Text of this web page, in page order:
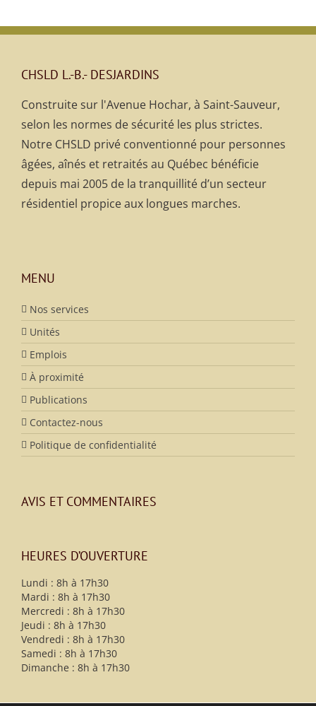
CHSLD L.-B.- DESJARDINS
Construite sur l'Avenue Hochar, à Saint-Sauveur,
selon les normes de sécurité les plus strictes.
Notre CHSLD privé conventionné pour personnes
âgées, aînés et retraités au Québec bénéficie
depuis mai 2005 de la tranquillité d’un secteur
résidentiel propice aux longues marches.
MENU
Nos services
Unités
Emplois
À proximité
Publications
Contactez-nous
Politique de confidentialité
AVIS ET COMMENTAIRES
HEURES D’OUVERTURE
Lundi : 8h à 17h30
Mardi : 8h à 17h30
Mercredi : 8h à 17h30
Jeudi : 8h à 17h30
Vendredi : 8h à 17h30
Samedi : 8h à 17h30
Dimanche : 8h à 17h30